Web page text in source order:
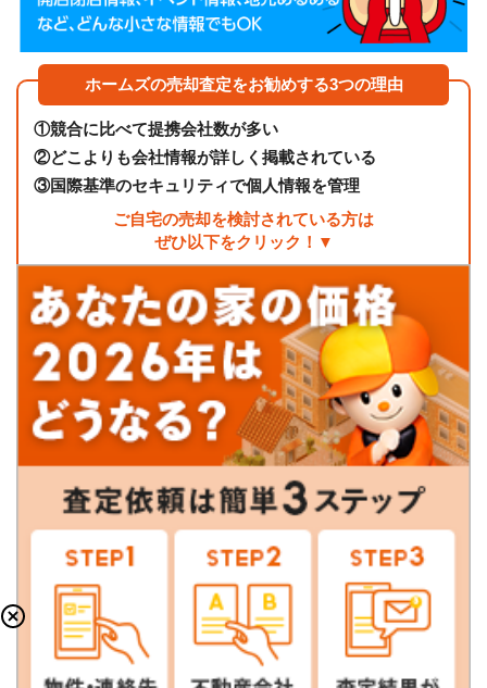
ホームズの売却査定をお勧めする3つの理由
①競合に比べて提携会社数が多い
②どこよりも会社情報が詳しく掲載されている
③国際基準のセキュリティで個人情報を管理
ご自宅の売却を検討されている方は
ぜひ以下をクリック！▼